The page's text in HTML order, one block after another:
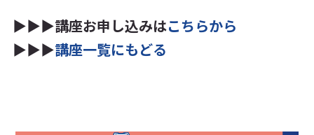
▶▶▶講座お申し込みはこちらから
▶▶▶講座一覧にもどる